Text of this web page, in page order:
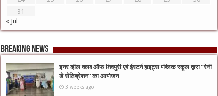
31
« Jul
Breaking News
इनर व्हील क्लब ऑफ शिवपुरी एवं ईस्टर्न हाइट्स पब्लिक स्कूल द्वारा “रेनी
डे सेलिब्रेशन” का आयोजन
3 weeks ago